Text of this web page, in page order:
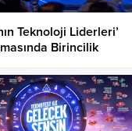
Teknoloji Liderleri’
Birincilik